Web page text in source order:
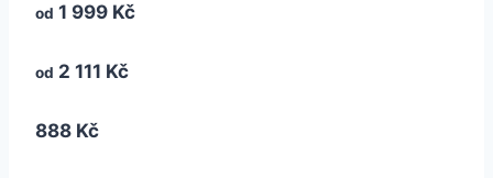
od 1 999 Kč
od 2 111 Kč
888 Kč